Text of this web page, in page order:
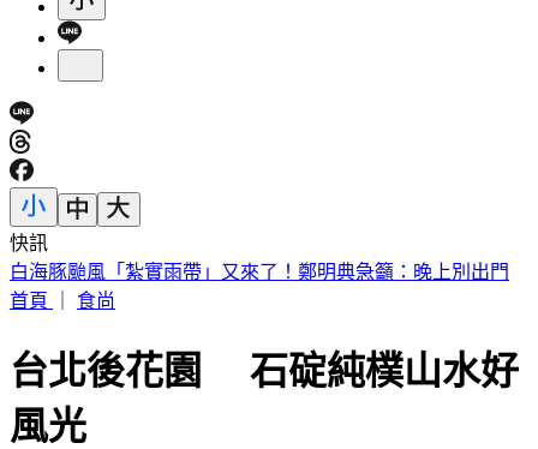
快訊
別只看台積電！ 外媒點名「2檔AI設備股」快上車
首頁
食尚
台北後花園 石碇純樸山水好
風光